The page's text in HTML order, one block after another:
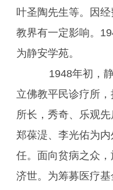
叶圣陶先生等。因
教界有一定影响。
为静安学苑。
1948年初，静
立佛教平民诊疗所
所长，秀奇、乐观先
郑葆湜、李光佑为
任。面向贫病之众
济世。为筹募医疗